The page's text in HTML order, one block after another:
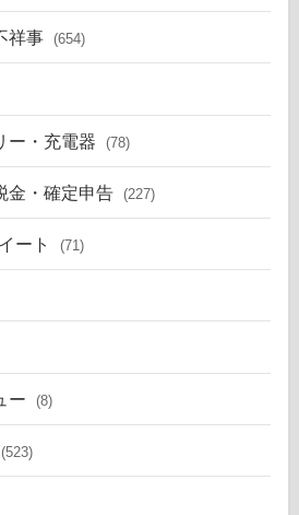
祥事 (654)
ー・充電器 (78)
金・確定申告 (227)
ート (71)
ー (8)
(523)